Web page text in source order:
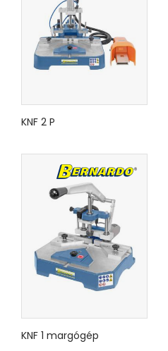
KNF 2 P
KNF 1 margógép